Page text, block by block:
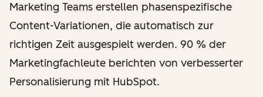
Marketing Teams erstellen phasenspezifische
Content-Variationen, die automatisch zur
richtigen Zeit ausgespielt werden. 90 % der
Marketingfachleute berichten von verbesserter
Personalisierung mit HubSpot.